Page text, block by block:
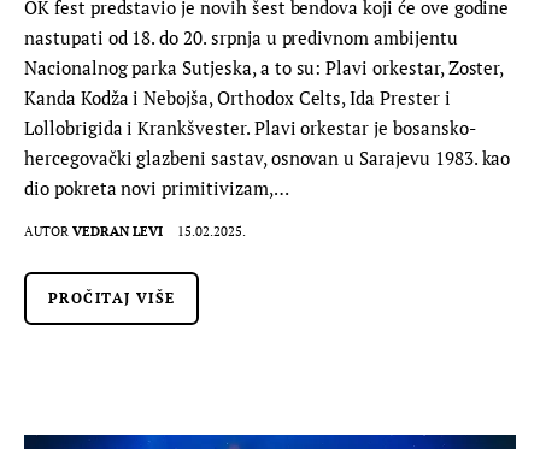
OK fest predstavio je novih šest bendova koji će ove godine
nastupati od 18. do 20. srpnja u predivnom ambijentu
Nacionalnog parka Sutjeska, a to su: Plavi orkestar, Zoster,
Kanda Kodža i Nebojša, Orthodox Celts, Ida Prester i
Lollobrigida i Krankšvester. Plavi orkestar je bosansko-
hercegovački glazbeni sastav, osnovan u Sarajevu 1983. kao
dio pokreta novi primitivizam,…
AUTOR VEDRAN LEVI 15.02.2025.
PROČITAJ VIŠE